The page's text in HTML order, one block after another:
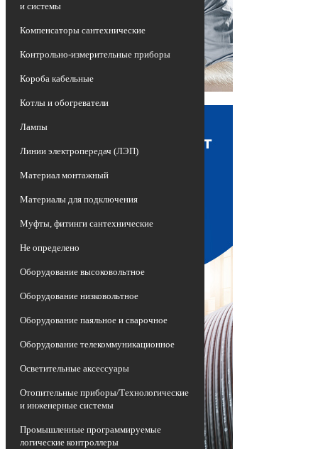
и системы
Компенсаторы сантехнические
Контрольно-измерительные приборы
Короба кабельные
Котлы и обогреватели
Лампы
Линии электропередач (ЛЭП)
Материал монтажный
Материалы для подключения
Муфты, фитинги сантехнические
Не определено
Оборудование высоковольтное
Оборудование низковольтное
Оборудование паяльное и сварочное
Оборудование телекоммуникационное
Осветительные аксессуары
Отопительные приборы/Технологические
и инженерные системы
Промышленные программируемые
логические контроллеры